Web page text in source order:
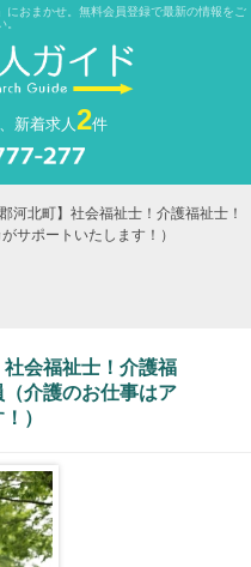
おまかせ。無料会員登録で最新の情報をご
新着求人2件
河北町】社会福祉士！介護福祉士！
サポートいたします！）
社会福祉士！介護福
介護のお仕事はア
）